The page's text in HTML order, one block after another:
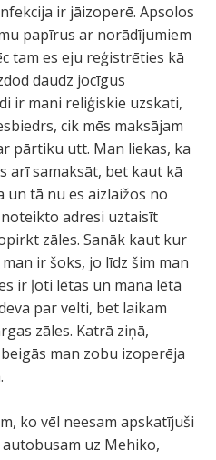
ir jāizoperē. Apsolos
papīrus ar norādījumiem
tam es eju reģistrēties kā
daudz jocīgus
ir mani reliģiskie uzskati,
cik mēs maksājam
pārtiku utt. Man liekas, ka
arī samaksāt, bet kaut kā
un tā nu es aizlaižos no
adresi uztaisīt
zāles. Sanāk kaut kur
ir šoks, jo līdz šim man
ir ļoti lētas un mana lētā
par velti, bet laikam
zāles. Katrā ziņā,
man zobu izoperēja
ko vēl neesam apskatījuši
uz Mehiko,